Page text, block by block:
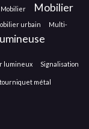
Mobilier
Mobilier
urbain
Multi-
lumineux Signalisation
tourniquet métal